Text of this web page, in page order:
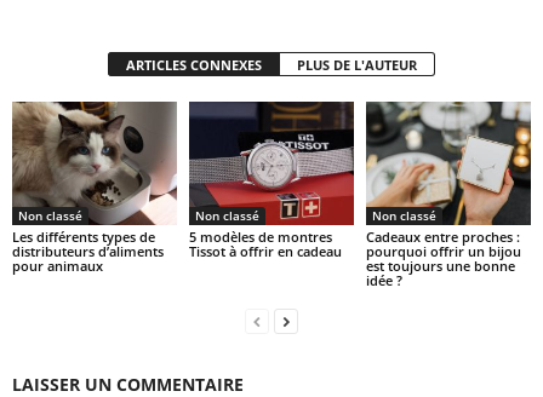
ARTICLES CONNEXES PLUS DE L'AUTEUR
Non classé
Les différents types de
distributeurs d’aliments
pour animaux
Non classé
5 modèles de montres
Tissot à offrir en cadeau
Non classé
Cadeaux entre proches :
pourquoi offrir un bijou
est toujours une bonne
idée ?
LAISSER UN COMMENTAIRE